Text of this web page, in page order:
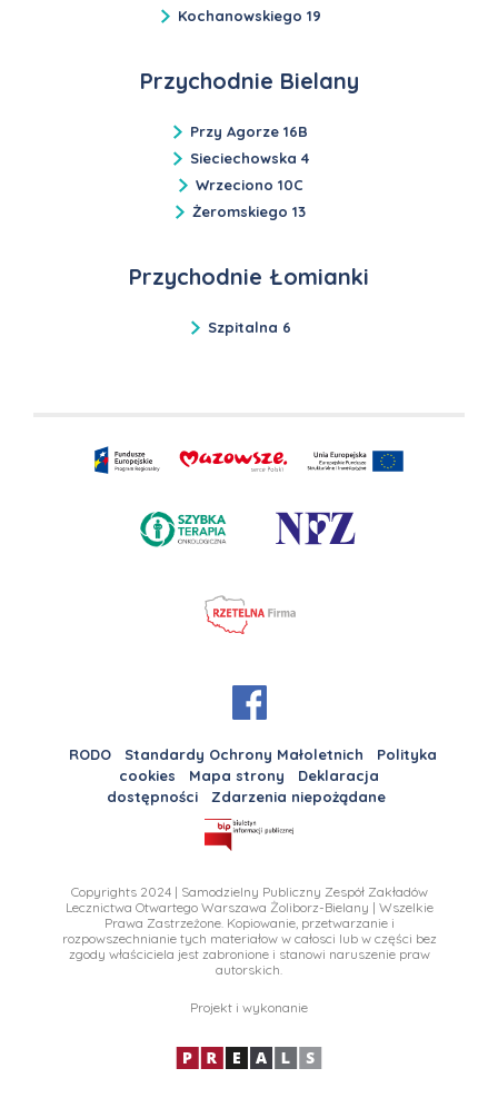
Kochanowskiego 19
Przychodnie Bielany
Przy Agorze 16B
Sieciechowska 4
Wrzeciono 10C
Żeromskiego 13
Przychodnie Łomianki
Szpitalna 6
RODO Standardy Ochrony Małoletnich
Polityka
cookies
Mapa strony
Deklaracja
dostępności
Zdarzenia niepożądane
Copyrights 2024 | Samodzielny Publiczny Zespół Zakładów
Lecznictwa Otwartego Warszawa Żoliborz-Bielany | Wszelkie
Prawa Zastrzeżone. Kopiowanie, przetwarzanie i
rozpowszechnianie tych materiałow w całosci lub w części bez
zgody właściciela jest zabronione i stanowi naruszenie praw
autorskich.
Projekt i wykonanie